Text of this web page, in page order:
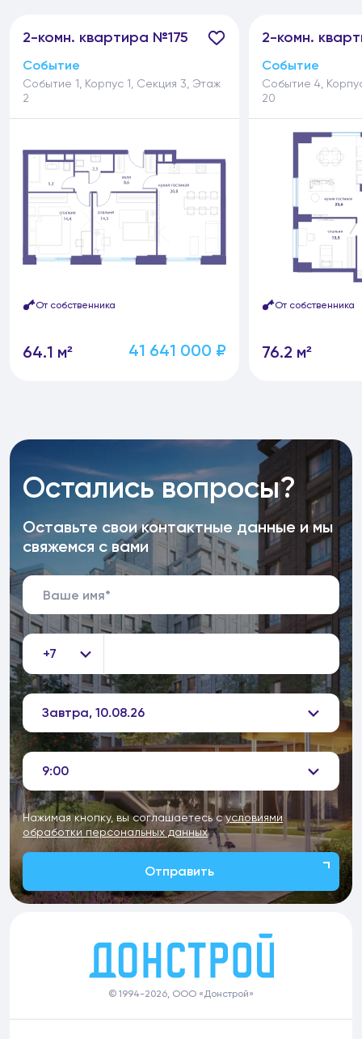
2-комн. квартира №175
Событие
Событие 1, Корпус 1, Секция 3, Этаж
2
От собственника
64.1 м² 41 641 000 ₽
2-комн.
Событие
Событие 4,
20
От собственника
76.2 м²
Остались вопросы?
Оставьте свои контактные данные и мы
свяжемся с вами
+7
Завтра, 10.08.26
9:00
Нажимая кнопку, вы соглашаетесь сусловиями
обработки персональных данных
Отправить
© 1994-2026, ООО «Донстрой»